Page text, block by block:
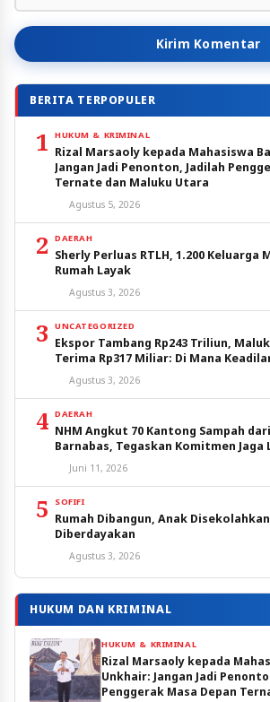
Kirim Komentar
BERITA TERPOPULER
1 HUKUM & KRIMINAL
Rizal Marsaoly kepada Mahasiswa
Jangan Jadi Penonton, Jadilah
Ternate dan Maluku Utara
Agustus 5, 2026
2 DAERAH
Sherly Perluas RTLH, 1.200 Keluarga
Rumah Layak
Agustus 3, 2026
3 UNCATEGORIZED
Ekspor Tambang Rp243 Triliun,
Terima Rp317 Miliar: Di Mana
Agustus 3, 2026
4 DAERAH
NHM Angkut 70 Kantong Sampah
Barnabas, Tegaskan Komitmen Jaga
Juni 11, 2026
5 SOFIFI
Rumah Dibangun, Anak
Diberdayakan
Agustus 3, 2026
HUKUM DAN KRIMINAL
HUKUM & KRIMINAL
Rizal Marsaoly kepada
Unkhair: Jangan Jadi
Penggerak Masa Depan